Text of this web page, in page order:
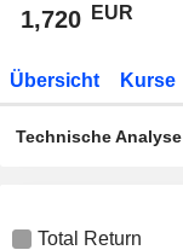
1,720 EUR
Übersicht Kurse
Technische Analyse
Total Return